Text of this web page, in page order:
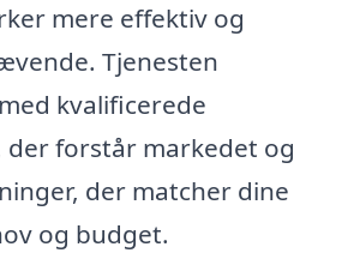
mere effektiv og
Tjenesten
kvalificerede
forstår markedet og
der matcher dine
og budget.